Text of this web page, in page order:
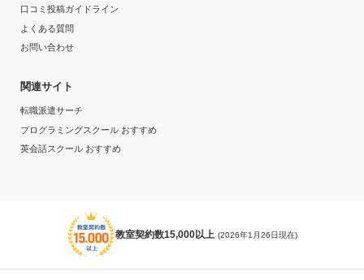
口コミ投稿ガイドライン
よくある質問
お問い合わせ
関連サイト
転職派遣サーチ
プログラミングスクール おすすめ
英会話スクール おすすめ
教室契約数15,000以上 (2026年1月26日現在)